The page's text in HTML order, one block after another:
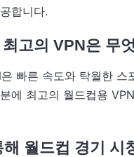
합니다.
고의 VPN은 무
빠른 속도와 탁월한 스
에 최고의 월드컵용
월드컵 경기 시